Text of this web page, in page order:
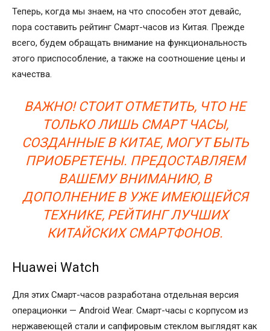
Теперь, когда мы знаем, на что способен этот девайс,
пора составить рейтинг Смарт-часов из Китая. Прежде
всего, будем обращать внимание на функциональность
этого приспособление, а также на соотношение цены и
качества.
ВАЖНО! СТОИТ ОТМЕТИТЬ, ЧТО НЕ
ТОЛЬКО ЛИШЬ СМАРТ ЧАСЫ,
СОЗДАННЫЕ В КИТАЕ, МОГУТ БЫТЬ
ПРИОБРЕТЕНЫ. ПРЕДОСТАВЛЯЕМ
ВАШЕМУ ВНИМАНИЮ, В
ДОПОЛНЕНИЕ В УЖЕ ИМЕЮЩЕЙСЯ
ТЕХНИКЕ, РЕЙТИНГ ЛУЧШИХ
КИТАЙСКИХ СМАРТФОНОВ.
Huawei Watch
Для этих Смарт-часов разработана отдельная версия
операционки — Android Wear. Смарт-часы с корпусом из
нержавеющей стали и сапфировым стеклом выглядят как